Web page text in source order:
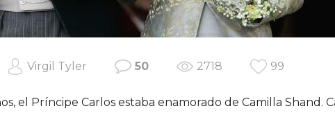
Virgil Tyler 50 2718 99
el Príncipe Carlos estaba enamorado de Camilla Shand.